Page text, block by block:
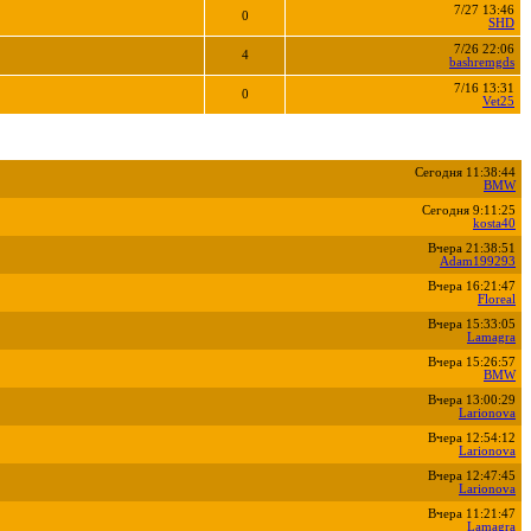
0
7/27 13:46
SHD
4
7/26 22:06
bashremgds
0
7/16 13:31
Vet25
Сегодня 11:38:44
BMW
Сегодня 9:11:25
kosta40
Вчера 21:38:51
Adam199293
Вчера 16:21:47
Floreal
Вчера 15:33:05
Lamagra
Вчера 15:26:57
BMW
Вчера 13:00:29
Larionova
Вчера 12:54:12
Larionova
Вчера 12:47:45
Larionova
Вчера 11:21:47
Lamagra